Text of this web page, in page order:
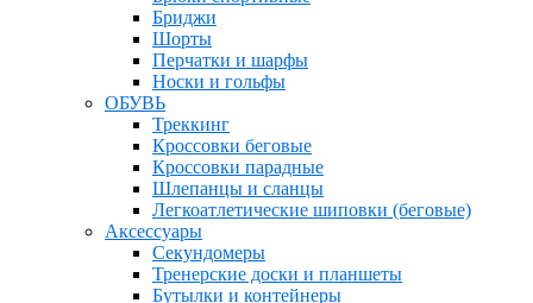
Бриджи
Шорты
Перчатки и шарфы
Носки и гольфы
ОБУВЬ
Треккинг
Кроссовки беговые
Кроссовки парадные
Шлепанцы и сланцы
Легкоатлетические шиповки (беговые)
Аксессуары
Секундомеры
Тренерские доски и планшеты
Бутылки и контейнеры